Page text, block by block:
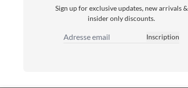
Sign up for exclusive updates, new arrivals &
insider only discounts.
Adresse email
Inscription